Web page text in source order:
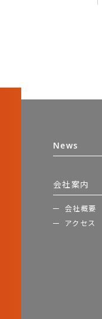
News
会社案内
会社概要
アクセス